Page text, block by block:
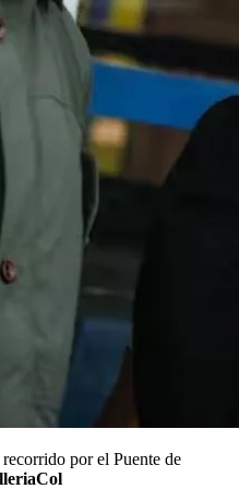
por el Puente de